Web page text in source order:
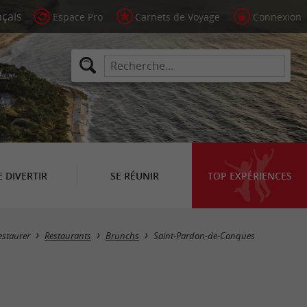
Espace Pro Carnets de Voyage Connexion
DIVERTIR SE RÉUNIR TOP EXPÉRIENCES
Masquer la carte
Restaurants Brunchs Saint-Pardon-de-Conques